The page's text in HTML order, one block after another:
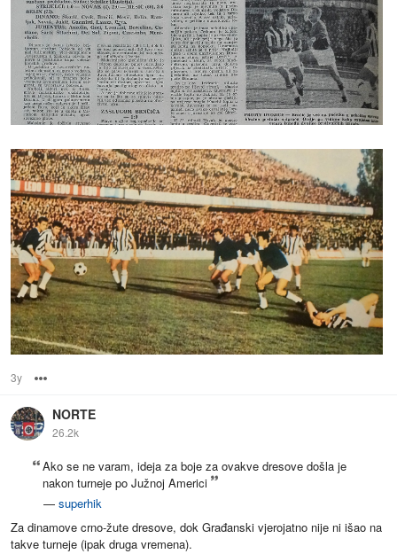
3y
NORTE
26.2k
Ako se ne varam, ideja za boje za ovakve dresove došla je
nakon turneje po Južnoj Americi
— superhik
Za dinamove crno-žute dresove, dok Građanski vjerojatno nije ni išao na
takve turneje (ipak druga vremena).